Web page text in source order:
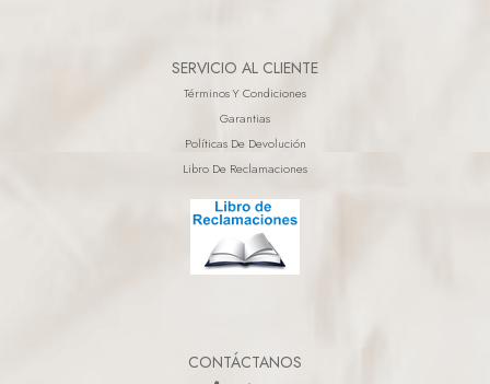
SERVICIO AL CLIENTE
Términos Y Condiciones
Garantias
Políticas De Devolución
Libro De Reclamaciones
CONTÁCTANOS